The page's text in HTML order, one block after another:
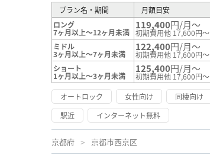
プラン名・期間
月額目安
ロング
7ヶ月以上～12ヶ月未満
119,400円/月～
初期費用他 17,600円～
ミドル
3ヶ月以上～7ヶ月未満
122,400円/月～
初期費用他 17,600円～
ショート
1ヶ月以上～3ヶ月未満
125,400円/月～
初期費用他 17,600円～
オートロック
女性向け
同棲向け
駅近
インターネット無料
京都府 京都市西京区